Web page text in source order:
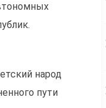
народ
пути